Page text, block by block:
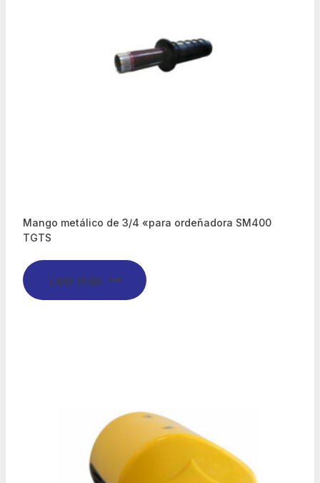
Mango metálico de 3/4 «para ordeñadora SM400
TGTS
Leer más